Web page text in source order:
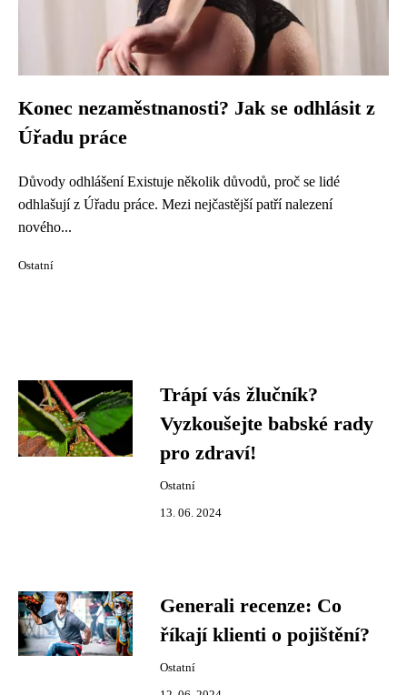
Konec nezaměstnanosti? Jak se odhlásit z
Úřadu práce
Důvody odhlášení Existuje několik důvodů, proč se lidé
odhlašují z Úřadu práce. Mezi nejčastější patří nalezení
nového...
Ostatní
Trápí vás žlučník?
Vyzkoušejte babské rady
pro zdraví!
Ostatní
13. 06. 2024
Generali recenze: Co
říkají klienti o pojištění?
Ostatní